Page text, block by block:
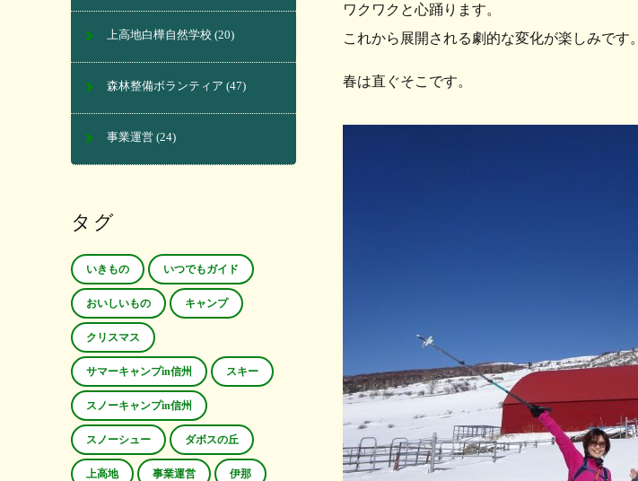
ワクワクと心踊ります。
これから展開される劇的な変化が楽しみです。
春は直ぐそこです。
上高地白樺自然学校 (20)
森林整備ボランティア (47)
事業運営 (24)
タグ
いきもの いつでもガイド
おいしいもの キャンプ
クリスマス
サマーキャンプin信州 スキー
スノーキャンプin信州
スノーシュー ダボスの丘
上高地 事業運営 伊那